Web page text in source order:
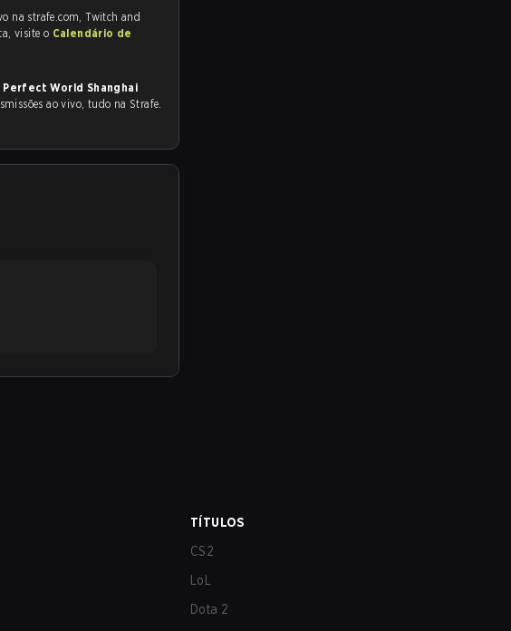
na strafe.com, Twitch and
visite o Calendário de
Perfect World Shanghai
ao vivo, tudo na Strafe.
TÍTULOS
CS2
LoL
Dota 2